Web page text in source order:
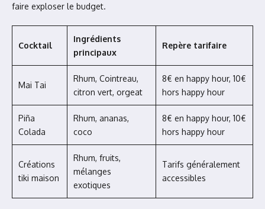
faire exploser le budget.
Cocktail
Ingrédients
principaux
Repère tarifaire
Mai Tai
Rhum, Cointreau,
citron vert, orgeat
8€ en happy hour, 10€
hors happy hour
Piña
Colada
Rhum, ananas,
coco
8€ en happy hour, 10€
hors happy hour
Créations
tiki maison
Rhum, fruits,
mélanges
exotiques
Tarifs généralement
accessibles